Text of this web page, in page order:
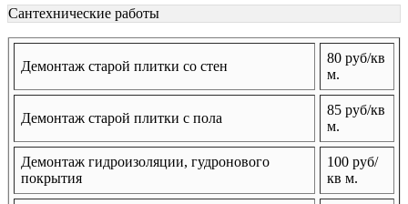
Сантехнические работы
Демонтаж старой плитки со стен
80 руб/кв
м.
Демонтаж старой плитки с пола
85 руб/кв
м.
Демонтаж гидроизоляции, гудронового
покрытия
100 руб/
кв м.